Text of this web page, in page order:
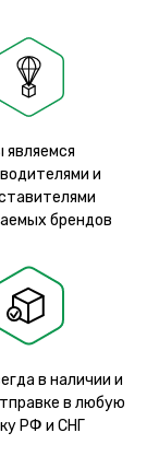
являемся
и
брендов
в наличии и
в любую
РФ и СНГ